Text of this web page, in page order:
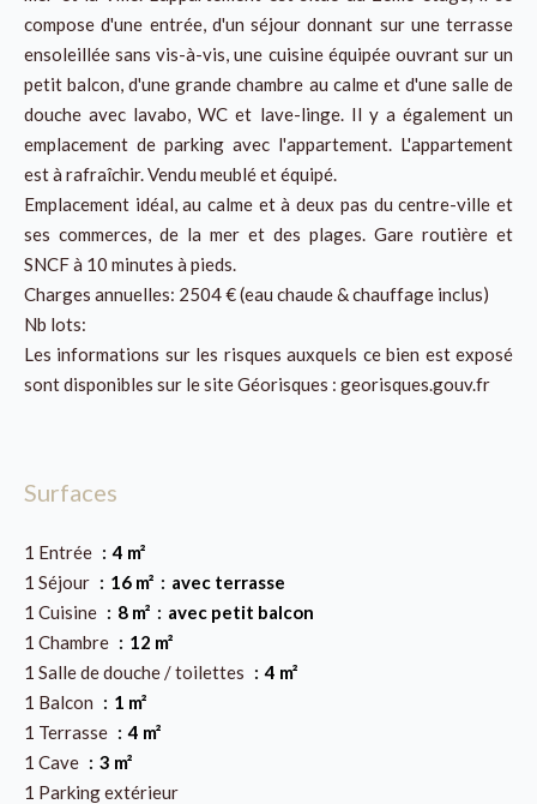
compose d'une entrée, d'un séjour donnant sur une terrasse
ensoleillée sans vis-à-vis, une cuisine équipée ouvrant sur un
petit balcon, d'une grande chambre au calme et d'une salle de
douche avec lavabo, WC et lave-linge. Il y a également un
emplacement de parking avec l'appartement. L'appartement
est à rafraîchir. Vendu meublé et équipé.
Emplacement idéal, au calme et à deux pas du centre-ville et
ses commerces, de la mer et des plages. Gare routière et
SNCF à 10 minutes à pieds.
Charges annuelles: 2504 € (eau chaude & chauffage inclus)
Nb lots:
Les informations sur les risques auxquels ce bien est exposé
sont disponibles sur le site Géorisques : georisques.gouv.fr
Surfaces
1 Entrée
4 m²
1 Séjour
16 m²
avec terrasse
1 Cuisine
8 m²
avec petit balcon
1 Chambre
12 m²
1 Salle de douche / toilettes
4 m²
1 Balcon
1 m²
1 Terrasse
4 m²
1 Cave
3 m²
1 Parking extérieur